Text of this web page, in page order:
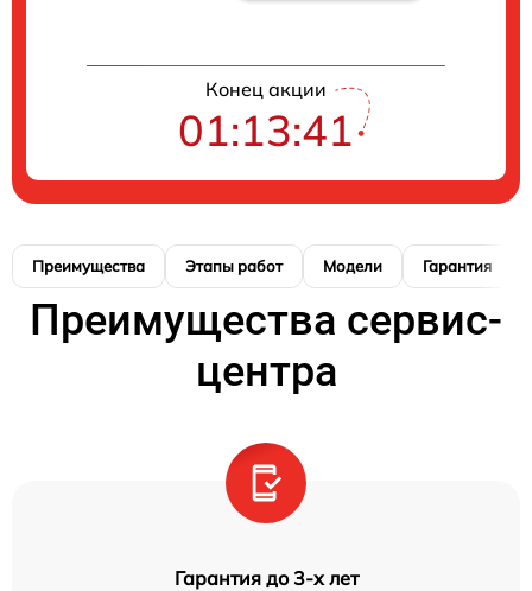
Конец акции
01:13:41
Преимущества Этапы работ Модели Гарантия
Преимущества сервис-
центра
Гарантия до 3-х лет